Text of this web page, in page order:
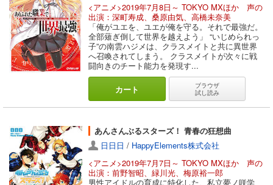
<アニメ>2019年7月8日～ TOKYO MXほか 声の
出演：深町寿成、桑原由気、高橋未奈美
「俺がユエを、ユエが俺を守る。それで最強だ。
全部薙ぎ倒して世界を越えよう」 “いじめられっ
子”の南雲ハジメは、クラスメイトと共に異世界
へ召喚されてしまう。 クラスメイトが次々に戦
闘向きのチート能力を発現す...
カート
ブラウザ
試し読み
あんさんぶるスターズ！ 青春の狂想曲
日日日 / HappyElements株式会社
<アニメ>2019年7月7日～ TOKYO MXほか 声の
出演：前野智昭、緑川光、梅原裕一郎
男性アイドルの育成に特化した、私立夢ノ咲学